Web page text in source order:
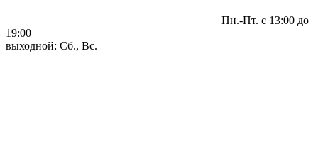
Пн.-Пт. с 13:00 до
19:00
выходной: Сб., Вс.